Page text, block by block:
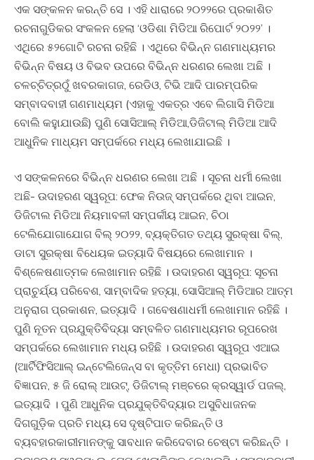
ଏକ ସଙ୍କଳନ କରନ୍ତି ସେ । ଏହି ଧାରାରେ ୨୦୨୨ରେ ପ୍ରକାଶିତ
ରଚନାଗୁଡିକର ସଂକଳନ ହେଲା ‘ଓଡିଶା ମିଡିଆ ରିପୋର୍ଟ ୨୦୨୨’ ।
ଏଥିରେ ୫୨ଗୋଟି ରଚନା ରହିଛି । ଏଥିରେ ବିଭିନ୍ନ ଗଣମାଧ୍ୟମର
ବିଭିନ୍ନ ବିଷୟ ଓ ବିଭବ ଉପରେ ବିଭିନ୍ନ ଧରଣର ଲେଖା ଅଛି ।
ଚଳଚ୍ଚିତ୍ରଠୁଁ ଖବରକାଗଜ, ରେଡିଓ, ଟିଭି ଆଦି ପାରମ୍ପରିକ
ସମ୍ବାଦବାହୀ ଗଣମାଧ୍ୟମ (ଏହାକୁ ଏକତ୍ର ଏବେ ଲିଗାସି ମିଡିଆ
ବୋଲି କହୁାଯାଉଛି) ପୁଣି ସୋସିଆଲ୍ ମିଡିଆ,ଡିଜିଟାଲ୍ ମିଡିଆ ଆଦି
ଆଧୁନିକ ମାଧ୍ୟମ ସମ୍ପର୍କରେ ମଧ୍ୟ ଲେଖାଯାଇଛି ।
ଏ ସଙ୍କଳନରେ ବିଭିନ୍ନ ଧରଣର ଲେଖା ଅଛି । ସୂଚନା ଧର୍ମୀ ଲେଖା
ଅଛି- ଉଦାହରଣ ସ୍ୱରୂପ: ଫେକ ନିଉଜ୍ ସମ୍ପର୍କରେ ଥିବା ଆଇନ,
ଡିଜିଟାଲ ମିଡିଆ ନିୟମାବଳୀ ସମ୍ପର୍କୀୟ ଆଇନ, ଚିଠା
ଟେଲିଯୋଗାଯୋଗ ବିଲ୍ ୨୦୨୨, ବ୍ୟକ୍ତିଗତ ତଥ୍ୟ ସୁରକ୍ଷା ବିଲ୍,
ଡାଟା ସୁରକ୍ଷା ବିଧେୟକ ଇତ୍ୟାଦି ବିଷୟରେ ଲେଖାମାନ ।
ବିଶ୍ଳେଷଣାତ୍ମକ ଲେଖାମାନ ରହିଛି । ଉଦାହରଣ ସ୍ୱରୂପ: ସୂଚନା
ପ୍ରାଚୁର୍ଯ୍ୟ ପରିବେଶ, ସାମ୍ବାଦିକ ହତ୍ୟା, ସୋସିଆଲ୍ ମିଡିଆର ଆତ୍ମ
ଅନୁରାଗ ପ୍ରକାଶନ, ଇତ୍ୟାଦି । ଗବେଷଣାଧର୍ମୀ ଲେଖାମାନ ରହିଛି ।
ପୁଣି ନୂତନ ପ୍ରଯୁକ୍ତିବିଦ୍ୟା ସମ୍ବଳିତ ଗଣମାଧ୍ୟମର ରୂପରେଖ
ସମ୍ପର୍କରେ ଲେଖାମାନ ମଧ୍ୟ ରହିଛି । ଉଦାହରଣ ସ୍ୱରୂପ ଏଆଇ
(ଆର୍ଟିଫିସିଆଲ୍ ଇନ୍ଟେଲିଜେନ୍ସ ବା କୃତ୍ତିମ ମେଧା) ପ୍ରଭାବିତ
ବିଜ୍ଞାପନ, ୫ ଜି ରୋଲ୍ ଆଉଟ୍, ଡିଜିଟାଲ୍ ମଞ୍ଚରେ କ୍ରସ୍ୱାର୍ଡ ପଜଲ୍,
ଇତ୍ୟାଦି । ପୁଣି ଆଧୁନିକ ପ୍ରଯୁକ୍ତିବିଦ୍ୟାର ଅସୁବିଧାଜନକ
ଦିଗଗୁଡ଼ିକ ପ୍ରତି ମଧ୍ୟ ସେ ଦୃଷ୍ଟିପାତ କରିଛନ୍ତି ଓ
ବ୍ୟବହାରକାରୀମାନଙ୍କୁ ସାବଧାନ କରିଦେବାର ଚେଷ୍ଟା କରିଛନ୍ତି ।